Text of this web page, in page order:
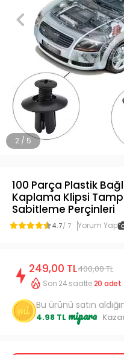
2 / 5
100 Parça Plastik
Kaplama Klipsi
Sabitleme Perçinleri
4.7/ 7 Yorum Yap
249,00 TL400,00 TL
Son 24 saatte20 adet
Bu ürünü satın
4.98 TL mipara